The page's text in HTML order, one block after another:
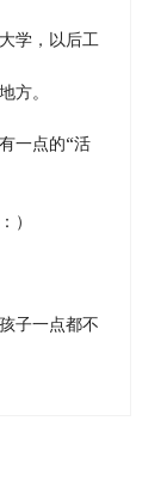
学，以后工
方。
一点的“活
）
子一点都不